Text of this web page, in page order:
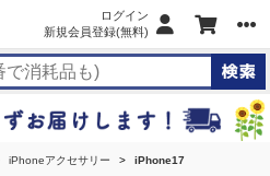
ログイン
新規会員登録(無料)
iPhoneアクセサリー iPhone17